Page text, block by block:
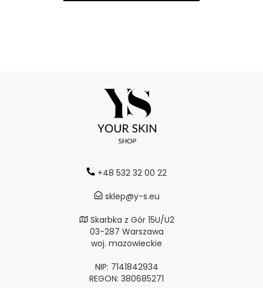
+48 532 32 00 22
sklep@y-s.eu
Skarbka z Gór 15U/U2
03-287 Warszawa
woj. mazowieckie
NIP: 7141842934
REGON: 380685271